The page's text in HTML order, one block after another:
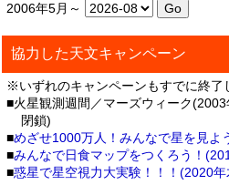
2006年5月～
協力した天文キャンペーン
※いずれのキャンペーンもすでに終了
■火星観測週間／マーズウィーク
閉鎖)
■めざせ1000万人！みんなで星を見よ
■みんなで日食マップをつくろう！
■惑星で星空視力大実験！！！(2020